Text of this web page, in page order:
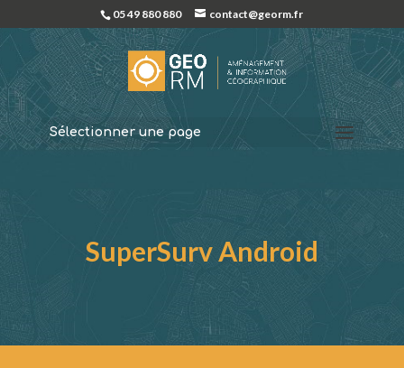
05 49 880 880 contact@georm.fr
Sélectionner une page
SuperSurv Android